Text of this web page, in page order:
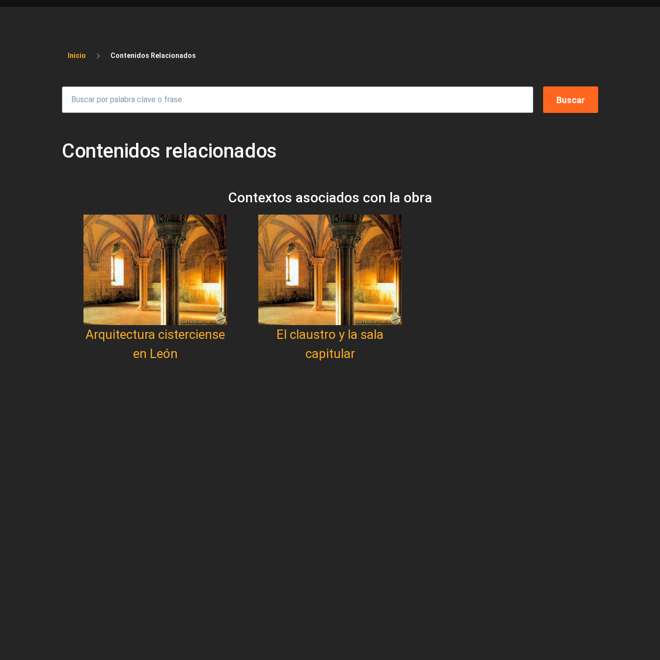
Sobrescribir enlaces de ayuda a la navegación
Inicio Contenidos Relacionados
Contenidos relacionados
Contextos asociados con la obra
Arquitectura cisterciense
en León
El claustro y la sala
capitular